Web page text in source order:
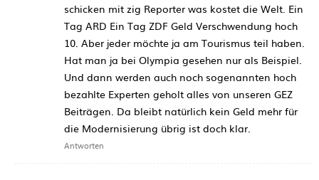
schicken mit zig Reporter was kostet die Welt. Ein
Tag ARD Ein Tag ZDF Geld Verschwendung hoch
10. Aber jeder möchte ja am Tourismus teil haben.
Hat man ja bei Olympia gesehen nur als Beispiel.
Und dann werden auch noch sogenannten hoch
bezahlte Experten geholt alles von unseren GEZ
Beiträgen. Da bleibt natürlich kein Geld mehr für
die Modernisierung übrig ist doch klar.
Antworten